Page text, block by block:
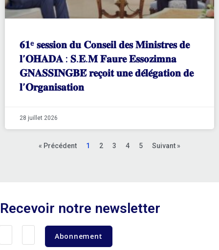
𝟔𝟏ᵉ 𝐬𝐞𝐬𝐬𝐢𝐨𝐧 𝐝𝐮 𝐂𝐨𝐧𝐬𝐞𝐢𝐥 𝐝𝐞𝐬 𝐌𝐢𝐧𝐢𝐬𝐭𝐫𝐞𝐬 𝐝𝐞
𝐥’𝐎𝐇𝐀𝐃𝐀 : 𝐒.𝐄.𝐌 𝐅𝐚𝐮𝐫𝐞 𝐄𝐬𝐬𝐨𝐳𝐢𝐦𝐧𝐚
𝐆𝐍𝐀𝐒𝐒𝐈𝐍𝐆𝐁𝐄́ 𝐫𝐞𝐜̧𝐨𝐢𝐭 𝐮𝐧𝐞 𝐝𝐞́𝐥𝐞́𝐠𝐚𝐭𝐢𝐨𝐧 𝐝𝐞
𝐥’𝐎𝐫𝐠𝐚𝐧𝐢𝐬𝐚𝐭𝐢𝐨𝐧
28 juillet 2026
« Précédent 1 2 3 4 5 Suivant »
Recevoir notre newsletter
Abonnement